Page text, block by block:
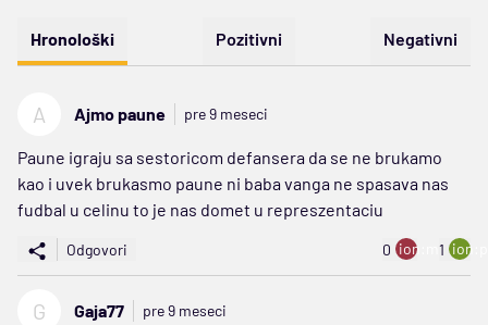
Hronološki Pozitivni Negativni
A Ajmo paune pre 9 meseci
Paune igraju sa sestoricom defansera da se ne brukamo
kao i uvek brukasmo paune ni baba vanga ne spasava nas
fudbal u celinu to je nas domet u represzentaciu
Odgovori 0 ion:minus
1
G Gaja77 pre 9 meseci